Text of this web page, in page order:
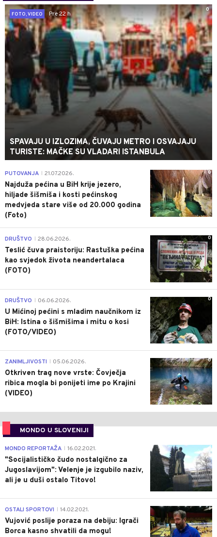
0
FOTO, VIDEO
Pre 22 h
SPAVAJU U IZLOZIMA, ČUVAJU METRO I OSVAJAJU
TURISTE: MAČKE SU VLADARI ISTANBULA
0
PUTOVANJA 21.07.2026.
Najduža pećina u BiH krije jezero,
hiljade šišmiša i kosti pećinskog
medvjeda stare više od 20.000 godina
(Foto)
0
DRUŠTVO 28.06.2026.
Teslić čuva praistoriju: Rastuška pećina
kao svjedok života neandertalaca
(FOTO)
0
DRUŠTVO 06.06.2026.
U Mićinoj pećini s mladim naučnikom iz
BiH: Istina o šišmišima i mitu o kosi
(FOTO/VIDEO)
0
ZANIMLJIVOSTI 05.06.2026.
Otkriven trag nove vrste: Čovječja
ribica mogla bi ponijeti ime po Krajini
(VIDEO)
MONDO U SLOVENIJI
4
MONDO REPORTAŽA 16.02.2021.
"Socijalističko čudo nostalgično za
Jugoslavijom": Velenje je izgubilo naziv,
ali je u duši ostalo Titovo!
1
OSTALI SPORTOVI 14.02.2021.
Vujović poslije poraza na debiju: Igrači
Borca kasno shvatili da mogu!